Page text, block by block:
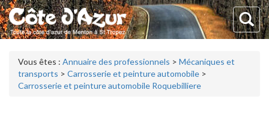
Vous êtes : Annuaire des professionnels > Mécaniques et
transports > Carrosserie et peinture automobile >
Carrosserie et peinture automobile Roquebilliere